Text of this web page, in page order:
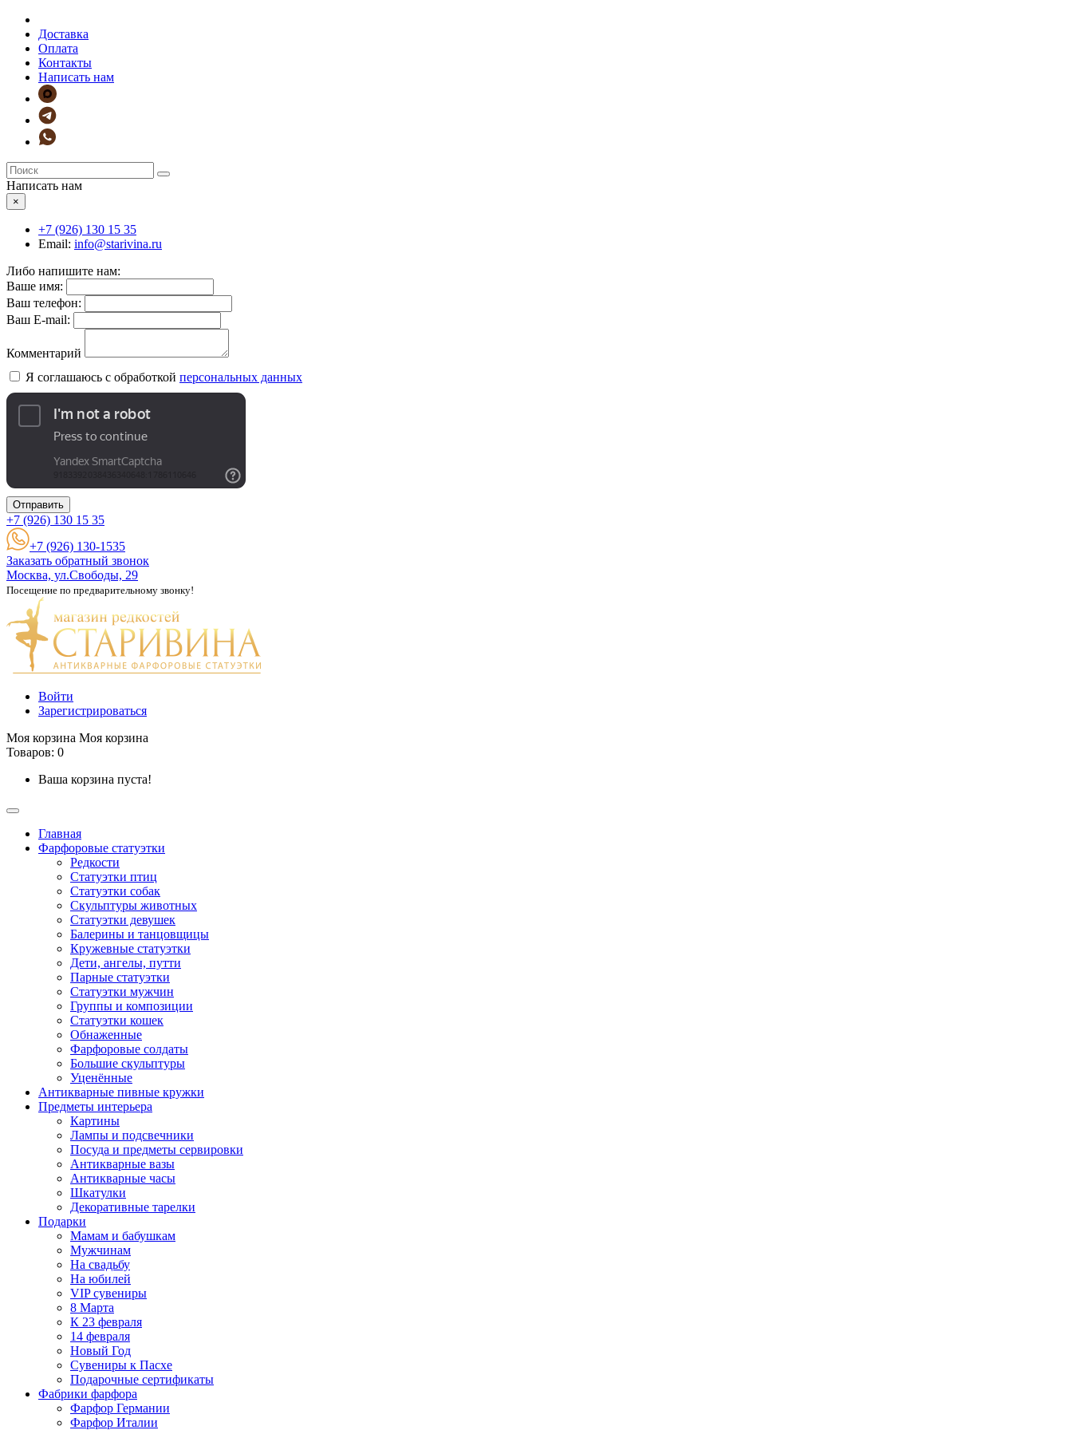
Доставка
Оплата
Контакты
Написать нам
Написать нам
×
+7 (926) 130 15 35
Email: info@starivina.ru
Либо напишите нам:
Ваше имя:
Ваш телефон:
Ваш E-mail:
Комментарий
Я соглашаюсь с обработкой персональных данных
Отправить
+7 (926) 130 15 35
+7 (926) 130-1535
Заказать обратный звонок
Москва, ул.Свободы, 29
Посещение по предварительному звонку!
Войти
Зарегистрироваться
Моя корзина Моя корзина
Товаров: 0
Ваша корзина пуста!
Главная
Фарфоровые статуэтки
Редкости
Cтатуэтки птиц
Cтатуэтки собак
Скульптуры животных
Статуэтки девушек
Балерины и танцовщицы
Кружевные статуэтки
Дети, ангелы, путти
Парные статуэтки
Статуэтки мужчин
Группы и композиции
Статуэтки кошек
Обнаженные
Фарфоровые солдаты
Большие скульптуры
Уценённые
Антикварные пивные кружки
Предметы интерьера
Картины
Лампы и подсвечники
Посуда и предметы сервировки
Антикварные вазы
Антикварные часы
Шкатулки
Декоративные тарелки
Подарки
Мамам и бабушкам
Мужчинам
На свадьбу
На юбилей
VIP сувениры
8 Марта
К 23 февраля
14 февраля
Новый Год
Сувениры к Пасхе
Подарочные сертификаты
Фабрики фарфора
Фарфор Германии
Фарфор Италии